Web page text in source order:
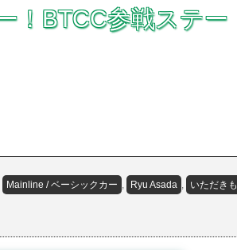
！BTCC参戦ステー
Mainline / ベーシックカー , Ryu Asada , いただきも